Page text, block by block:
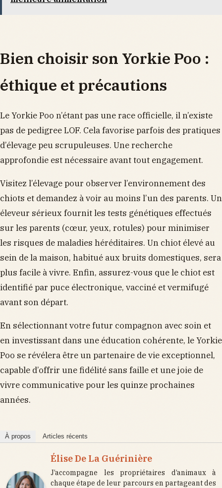
Bien choisir son Yorkie Poo :
éthique et précautions
Le Yorkie Poo n’étant pas une race officielle, il n’existe
pas de pedigree LOF. Cela favorise parfois des pratiques
d’élevage peu scrupuleuses. Une recherche
approfondie est nécessaire avant tout engagement.
Visitez l’élevage pour observer l’environnement des
chiots et demandez à voir au moins l’un des parents. Un
éleveur sérieux fournit les tests génétiques effectués
sur les parents (cœur, yeux, rotules) pour minimiser
les risques de maladies héréditaires. Un chiot élevé au
sein de la maison, habitué aux bruits domestiques, sera
plus facile à vivre. Enfin, assurez-vous que le chiot est
identifié par puce électronique, vacciné et vermifugé
avant son départ.
En sélectionnant votre futur compagnon avec soin et
en investissant dans une éducation cohérente, le Yorkie
Poo se révélera être un partenaire de vie exceptionnel,
capable d’offrir une fidélité sans faille et une joie de
vivre communicative pour les quinze prochaines
années.
À propos Articles récents
Élise De La Guérinière
J’accompagne les propriétaires d’animaux à
chaque étape de leur parcours en partageant des